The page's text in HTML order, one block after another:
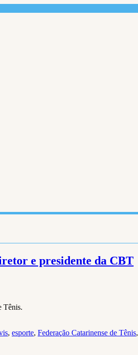
e presidente da CBT
Tênis.
, esporte, Federação Catarinense de Tênis,